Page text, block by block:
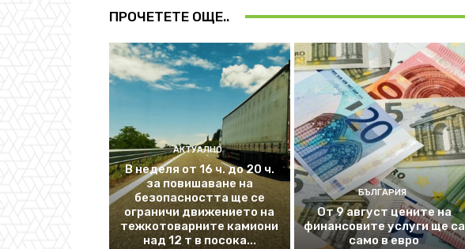
ПРОЧЕТЕТЕ ОЩЕ..
АКТУАЛНО
В неделя от 16 ч. до 20 ч.
за повишаване на
безопасността ще се
ограничи движението на
тежкотоварните камиони
над 12 т в посока...
БЪЛГАРИЯ
От 9 август цените на
финансовите услуги ще са
само в евро